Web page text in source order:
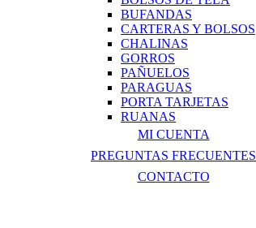
BUFANDAS
CARTERAS Y BOLSOS
CHALINAS
GORROS
PAÑUELOS
PARAGUAS
PORTA TARJETAS
RUANAS
MI CUENTA
PREGUNTAS FRECUENTES
CONTACTO